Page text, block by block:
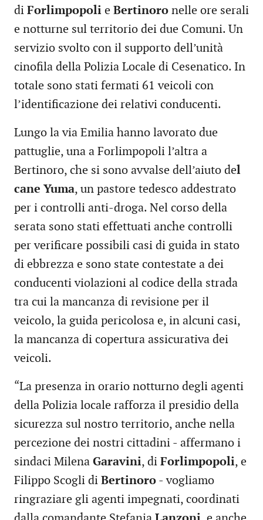
di Forlimpopoli e Bertinoro nelle ore serali
e notturne sul territorio dei due Comuni. Un
servizio svolto con il supporto dell’unità
cinofila della Polizia Locale di Cesenatico. In
totale sono stati fermati 61 veicoli con
l’identificazione dei relativi conducenti.
Lungo la via Emilia hanno lavorato due
pattuglie, una a Forlimpopoli l’altra a
Bertinoro, che si sono avvalse dell’aiuto del
cane Yuma, un pastore tedesco addestrato
per i controlli anti-droga. Nel corso della
serata sono stati effettuati anche controlli
per verificare possibili casi di guida in stato
di ebbrezza e sono state contestate a dei
conducenti violazioni al codice della strada
tra cui la mancanza di revisione per il
veicolo, la guida pericolosa e, in alcuni casi,
la mancanza di copertura assicurativa dei
veicoli.
“La presenza in orario notturno degli agenti
della Polizia locale rafforza il presidio della
sicurezza sul nostro territorio, anche nella
percezione dei nostri cittadini - affermano i
sindaci Milena Garavini, di Forlimpopoli, e
Filippo Scogli di Bertinoro - vogliamo
ringraziare gli agenti impegnati, coordinati